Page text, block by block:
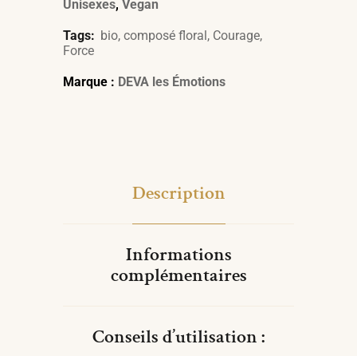
Unisexes, Vegan
Tags: bio, composé floral, Courage,
Force
Marque : DEVA les Émotions
Description
Informations
complémentaires
Conseils d’utilisation :